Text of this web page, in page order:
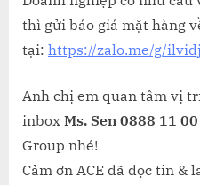
thì gửi báo giá mặt hàng
tại: https://zalo.me/g/
Anh chị em quan tâm vị
inbox Ms. Sen 0888 11
Group nhé!
Cảm ơn ACE đã đọc tin &